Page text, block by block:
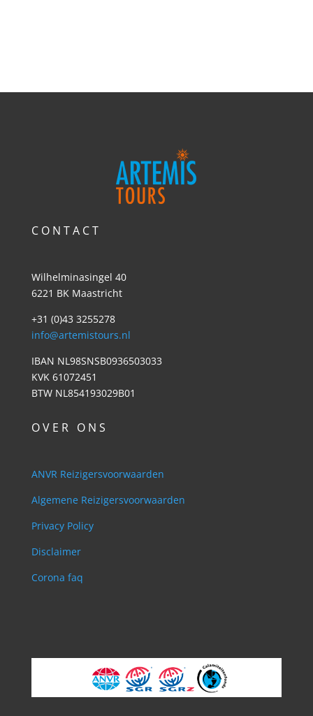
C O N T A C T
Wilhelminasingel 40
6221 BK Maastricht
+31 (0)43 3255278
info@artemistours.nl
IBAN NL98SNSB0936503033
KVK 61072451
BTW NL854193029B01
O V E R O N S
ANVR Reizigersvoorwaarden
Algemene Reizigersvoorwaarden
Privacy Policy
Disclaimer
Corona faq